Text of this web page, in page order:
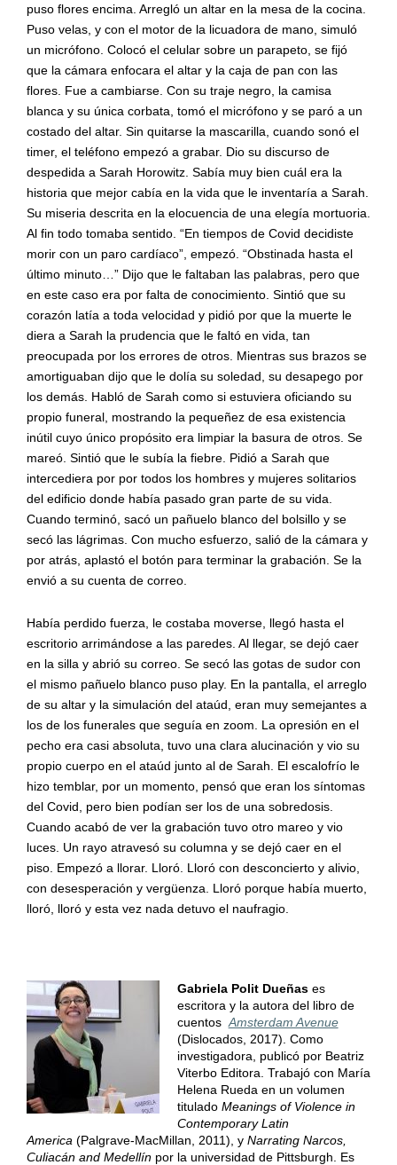
puso flores encima. Arregló un altar en la mesa de la cocina.
Puso velas, y con el motor de la licuadora de mano, simuló
un micrófono. Colocó el celular sobre un parapeto, se fijó
que la cámara enfocara el altar y la caja de pan con las
flores. Fue a cambiarse. Con su traje negro, la camisa
blanca y su única corbata, tomó el micrófono y se paró a un
costado del altar. Sin quitarse la mascarilla, cuando sonó el
timer, el teléfono empezó a grabar. Dio su discurso de
despedida a Sarah Horowitz. Sabía muy bien cuál era la
historia que mejor cabía en la vida que le inventaría a Sarah.
Su miseria descrita en la elocuencia de una elegía mortuoria.
Al fin todo tomaba sentido. “En tiempos de Covid decidiste
morir con un paro cardíaco”, empezó. “Obstinada hasta el
último minuto…” Dijo que le faltaban las palabras, pero que
en este caso era por falta de conocimiento. Sintió que su
corazón latía a toda velocidad y pidió por que la muerte le
diera a Sarah la prudencia que le faltó en vida, tan
preocupada por los errores de otros. Mientras sus brazos se
amortiguaban dijo que le dolía su soledad, su desapego por
los demás. Habló de Sarah como si estuviera oficiando su
propio funeral, mostrando la pequeñez de esa existencia
inútil cuyo único propósito era limpiar la basura de otros. Se
mareó. Sintió que le subía la fiebre. Pidió a Sarah que
intercediera por por todos los hombres y mujeres solitarios
del edificio donde había pasado gran parte de su vida.
Cuando terminó, sacó un pañuelo blanco del bolsillo y se
secó las lágrimas. Con mucho esfuerzo, salió de la cámara y
por atrás, aplastó el botón para terminar la grabación. Se la
envió a su cuenta de correo.
Había perdido fuerza, le costaba moverse, llegó hasta el
escritorio arrimándose a las paredes. Al llegar, se dejó caer
en la silla y abrió su correo. Se secó las gotas de sudor con
el mismo pañuelo blanco puso play. En la pantalla, el arreglo
de su altar y la simulación del ataúd, eran muy semejantes a
los de los funerales que seguía en zoom. La opresión en el
pecho era casi absoluta, tuvo una clara alucinación y vio su
propio cuerpo en el ataúd junto al de Sarah. El escalofrío le
hizo temblar, por un momento, pensó que eran los síntomas
del Covid, pero bien podían ser los de una sobredosis.
Cuando acabó de ver la grabación tuvo otro mareo y vio
luces. Un rayo atravesó su columna y se dejó caer en el
piso. Empezó a llorar. Lloró. Lloró con desconcierto y alivio,
con desesperación y vergüenza. Lloró porque había muerto,
lloró, lloró y esta vez nada detuvo el naufragio.
Gabriela Polit Dueñases
escritora y la autora del libro de
cuentos Amsterdam Avenue
(Dislocados, 2017). Como
investigadora, publicó por Beatriz
Viterbo Editora. Trabajó con María
Helena Rueda en un volumen
titulado Meanings of Violence in
Contemporary Latin
America (Palgrave-MacMillan, 2011), y Narrating Narcos,
Culiacán and Medellínpor la universidad de Pittsburgh. Es